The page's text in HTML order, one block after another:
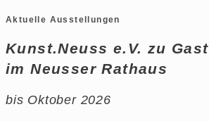
Aktuelle Ausstellungen
Kunst.Neuss e.V. zu Gast
im Neusser Rathaus
bis Oktober 2026